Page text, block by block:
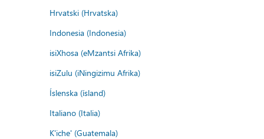
Hrvatski (Hrvatska)
Indonesia (Indonesia)
isiXhosa (eMzantsi Afrika)
isiZulu (iNingizimu Afrika)
Íslenska (ísland)
Italiano (Italia)
K'iche' (Guatemala)